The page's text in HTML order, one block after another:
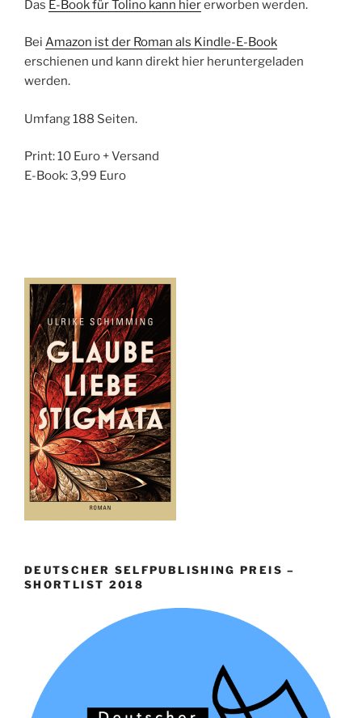
Das E-Book für Tolino kann hiererworben werden.
Bei Amazon ist der Roman als Kindle-E-Book
erschienen und kann direkt hier heruntergeladen
werden.
Umfang 188 Seiten.
Print: 10 Euro + Versand
E-Book: 3,99 Euro
DEUTSCHER SELFPUBLISHING PREIS –
SHORTLIST 2018